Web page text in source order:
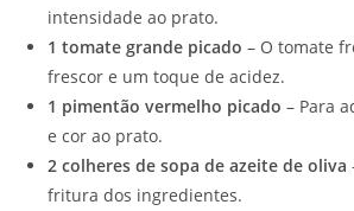
intensidade ao prato.
1 tomate grande picado – O tomate
frescor e um toque de acidez.
1 pimentão vermelho picado – Para
e cor ao prato.
2 colheres de sopa de azeite de oliva
fritura dos ingredientes.